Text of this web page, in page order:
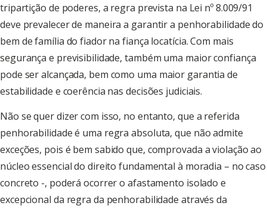
tripartição de poderes, a regra prevista na Lei nº 8.009/91
deve prevalecer de maneira a garantir a penhorabilidade do
bem de família do fiador na fiança locatícia. Com mais
segurança e previsibilidade, também uma maior confiança
pode ser alcançada, bem como uma maior garantia de
estabilidade e coerência nas decisões judiciais.
Não se quer dizer com isso, no entanto, que a referida
penhorabilidade é uma regra absoluta, que não admite
exceções, pois é bem sabido que, comprovada a violação ao
núcleo essencial do direito fundamental à moradia – no caso
concreto -, poderá ocorrer o afastamento isolado e
excepcional da regra da penhorabilidade através da